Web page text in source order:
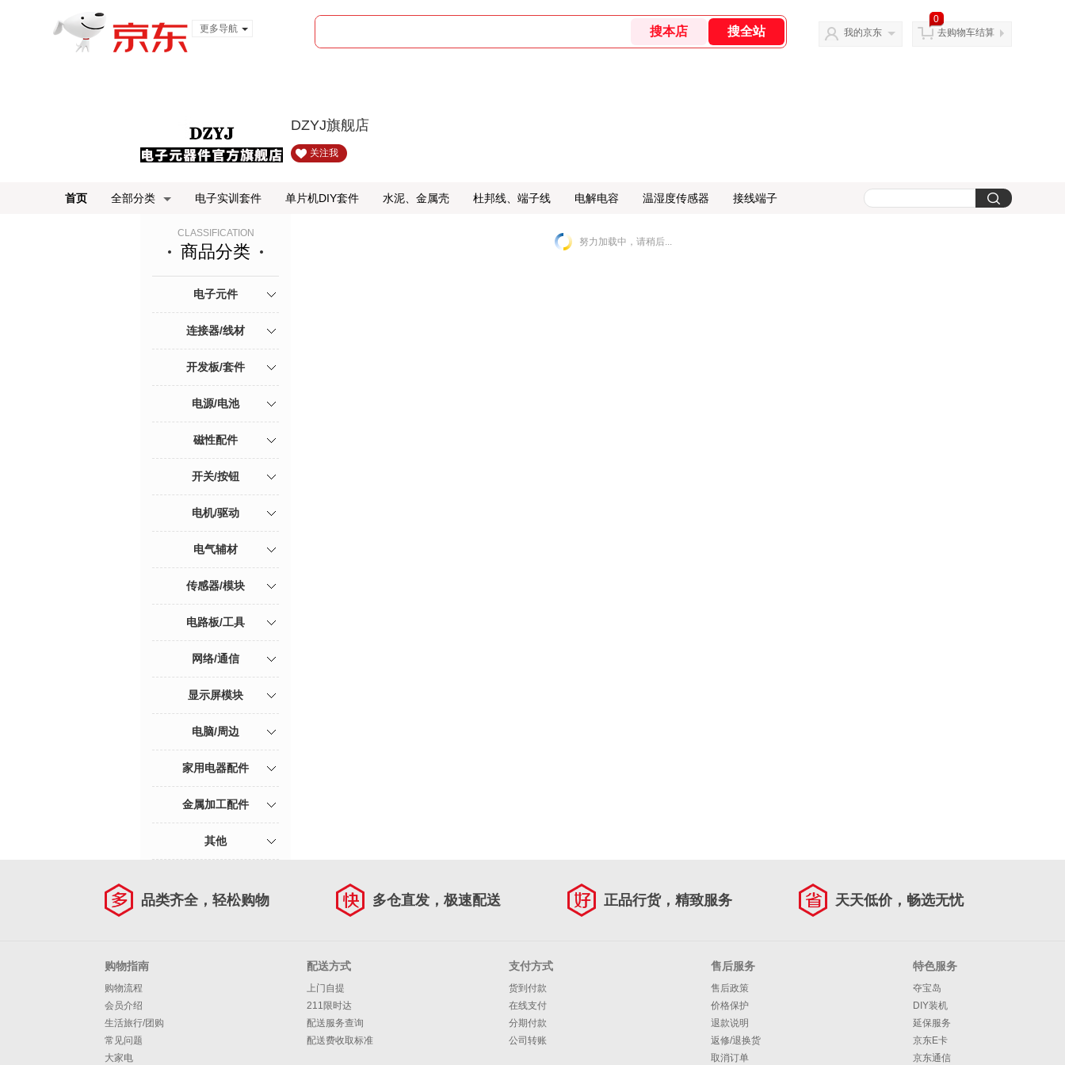
更多导航
我的京东
0
去购物车结算
DZYJ旗舰店
关注我
首页 全部分类 电子实训套件 单片机DIY套件 水泥、金属壳 杜邦线、端子线 电解电容 温湿度传感器 接线端子
CLASSIFICATION
商品分类
电子元件
连接器/线材
开发板/套件
电源/电池
磁性配件
开关/按钮
电机/驱动
电气辅材
传感器/模块
电路板/工具
网络/通信
显示屏模块
电脑/周边
家用电器配件
金属加工配件
其他
努力加载中，请稍后...
品类齐全，轻松购物 多仓直发，极速配送 正品行货，精致服务 天天低价，畅选无忧
购物指南
购物流程
会员介绍
生活旅行/团购
常见问题
大家电
配送方式
上门自提
211限时达
配送服务查询
配送费收取标准
支付方式
货到付款
在线支付
分期付款
公司转账
售后服务
售后政策
价格保护
退款说明
返修/退换货
取消订单
特色服务
夺宝岛
DIY装机
延保服务
京东E卡
京东通信